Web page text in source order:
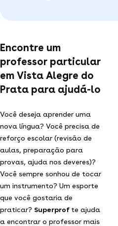
Encontre um
professor particular
em Vista Alegre do
Prata para ajudá-lo
Você deseja aprender uma
nova língua? Você precisa de
reforço escolar (revisão de
aulas, preparação para
provas, ajuda nos deveres)?
Você sempre sonhou de tocar
um instrumento? Um esporte
que você gostaria de
praticar? Superprof te ajuda
a encontrar o professor mais